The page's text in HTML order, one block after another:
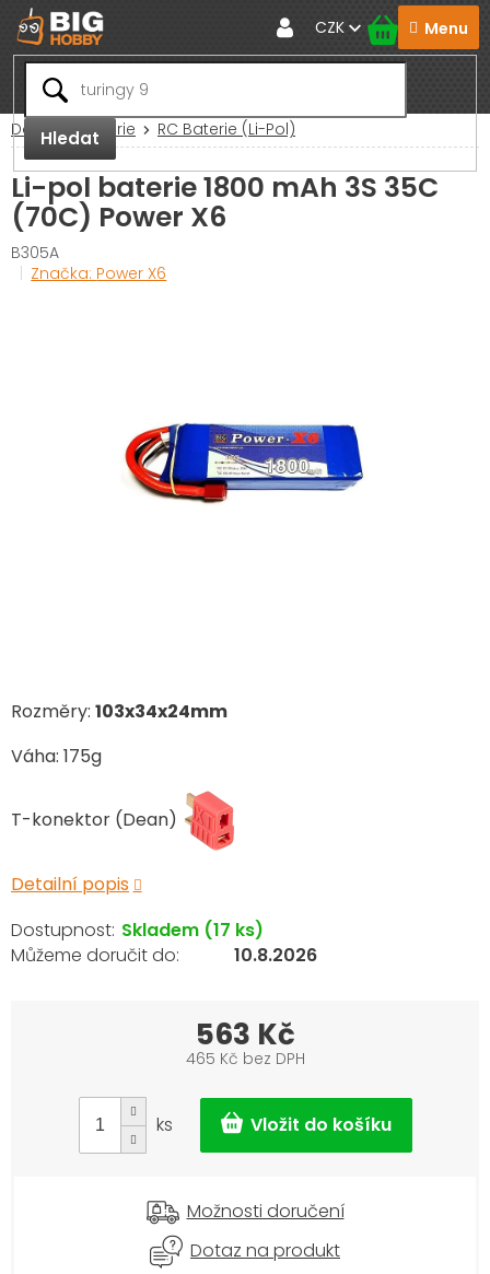
Přejít
na
obsah
Hledat
CZK
Domů Baterie RC Baterie (Li-Pol)
Li-pol baterie 1800 mAh 3S 35C
(70C) Power X6
B305A
Značka: Power X6
Rozměry: 103x34x24mm
Váha: 175g
T-konektor (Dean)
Detailní popis
Skladem (17 ks)
10.8.2026
563 Kč
465 Kč bez DPH
cena:
ks
Možnosti doručení
Dotaz na produkt